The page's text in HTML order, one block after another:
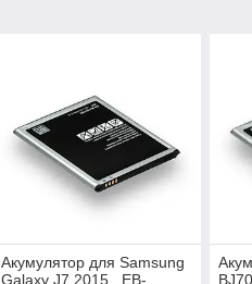
Акумулятор для Samsung
Galaxy J7 2015 , EB-